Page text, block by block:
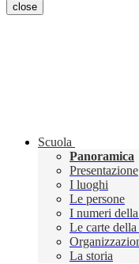
close
Scuola
Panoramica
Presentazione
I luoghi
Le persone
I numeri
Le carte della
La storia